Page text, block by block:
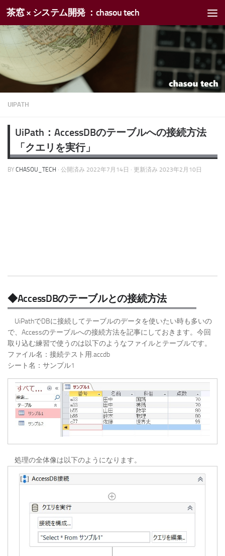
コンテンツへスキップ
茶窓 × システム開発 ：chasou tech
UIPATH
UiPath：AccessDBのテーブルへの接続方法
「クエリを実行」
BY CHASOU_TECH · 公開済み 2022年7月14日 · 更新済み 2023年2月10日
◆AccessDBのテーブルとの接続方法
UiPathでDBに接続してテーブルのデータを使いたい時も多いの
で、Accessのテーブルへの接続方法を記事にしておきます。今回
取り込む練習で使うのは以下のようなファイルとテーブルです。
ファイル名：接続テスト用.accdb
シート名：サンプル1
処理の全体像は以下のようになります。